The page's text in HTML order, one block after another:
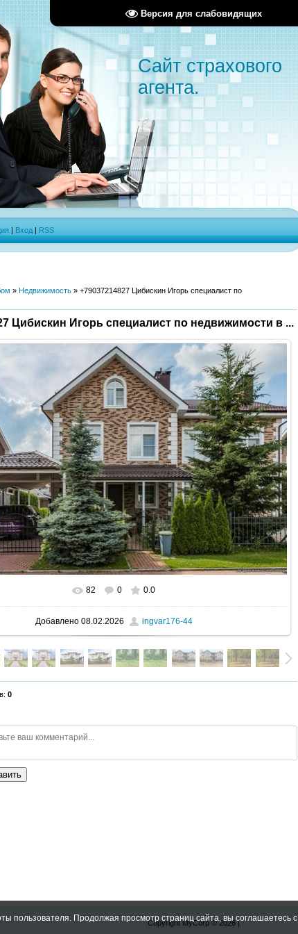
Версия для слабовидящих
Сайт страхового
агента.
| Вход | RSS
» Недвижимость » +79037214827 Цибискин Игорь специалист по
Цибискин Игорь специалист по недвижимости в ...
В реальном размере 1600x1067
82 0 0.0
Добавлено08.02.2026 ingvar176-44
: 0
Copyright MyCorp © 2026|
пользователя. Продолжая просмотр страниц сайта, вы соглашаетесь с